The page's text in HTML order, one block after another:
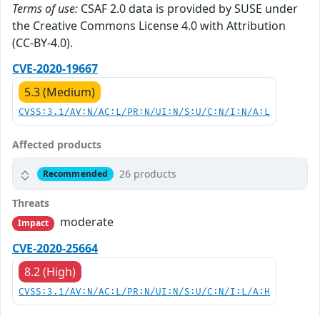
Terms of use: CSAF 2.0 data is provided by SUSE under
the Creative Commons License 4.0 with Attribution
(CC-BY-4.0).
CVE-2020-19667
5.3 (Medium)
CVSS:3.1/AV:N/AC:L/PR:N/UI:N/S:U/C:N/I:N/A:L
Affected products
Recommended 26 products
Threats
Impact
moderate
CVE-2020-25664
8.2 (High)
CVSS:3.1/AV:N/AC:L/PR:N/UI:N/S:U/C:N/I:L/A:H